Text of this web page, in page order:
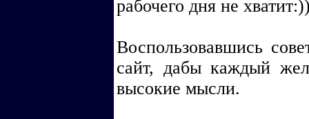
рабочего дня не
Воспользовавшись
сайт, дабы каждый
высокие мысли.